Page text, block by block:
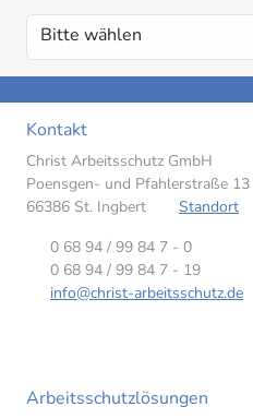
Bitte wählen
Kontakt
Christ Arbeitsschutz GmbH
Poensgen- und Pfahlerstraße 13
66386 St. Ingbert
Standort
0 68 94 / 99 84 7 - 0
0 68 94 / 99 84 7 - 19
info@christ-arbeitsschutz.de
Arbeitsschutzlösungen